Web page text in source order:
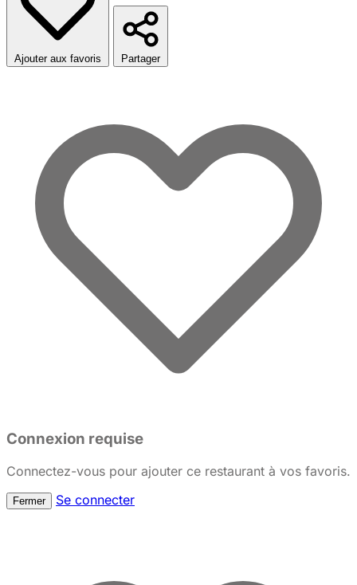
Ajouter aux favoris Partager
Connexion requise
Connectez-vous pour ajouter ce restaurant à vos favoris.
Fermer Se connecter